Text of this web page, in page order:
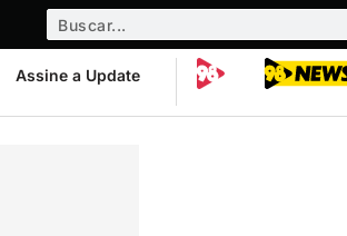
Assine a Update